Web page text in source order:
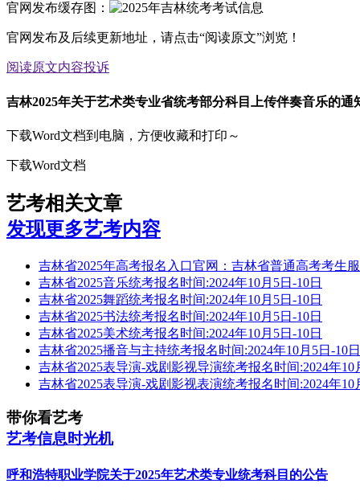
官网发布缓存图：
官网发布及后续更新地址，请点击“阅读原文”浏览！
阅读原文内容投诉
吉林2025年关于艺术类专业省统考部分科目上传伴奏音乐的通
下载Word文档到电脑，方便收藏和打印～
下载Word文档
艺考相关文章
发现更多艺考内容
吉林省2025年高考报名入口官网：吉林省普通高考考生
吉林省2025音乐统考报名时间:2024年10月5日-10日
吉林省2025舞蹈统考报名时间:2024年10月5日-10日
吉林省2025书法统考报名时间:2024年10月5日-10日
吉林省2025美术统考报名时间:2024年10月5日-10日
吉林省2025播音与主持统考报名时间:2024年10月5日-10日
吉林省2025表导演-戏剧影视导演统考报名时间:2024年10
吉林省2025表导演-戏剧影视表演统考报名时间:2024年10
带你看艺考
艺考信息时光机
呼和浩特职业学院关于2025年艺术类专业统考科目的公告